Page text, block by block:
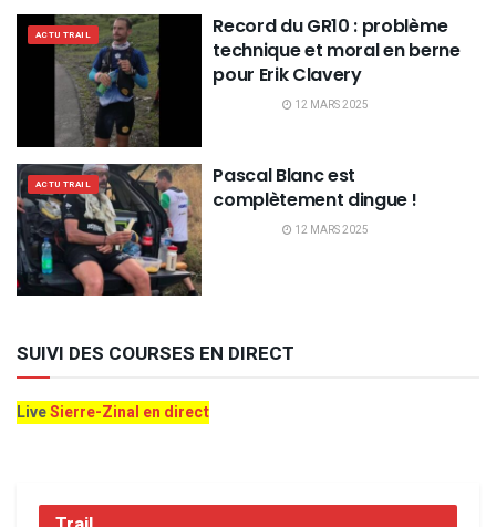
ACTU TRAIL
Record du GR10 : problème
technique et moral en berne
pour Erik Clavery
12 MARS 2025
ACTU TRAIL
Pascal Blanc est
complètement dingue !
12 MARS 2025
SUIVI DES COURSES EN DIRECT
LiveSierre-Zinal en direct